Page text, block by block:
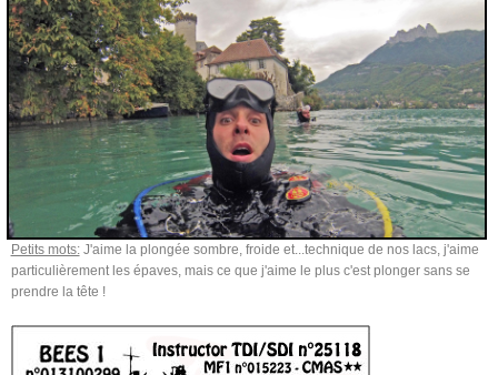
Petits mots:J'aime la plongée sombre, froide et...technique de nos lacs, j'aime
particulièrement les épaves, mais ce que j'aime le p lus c'est plonger sans se
prendre la tête !